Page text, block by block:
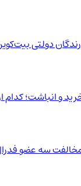
دولتی بیت‌کوین
سه عضو